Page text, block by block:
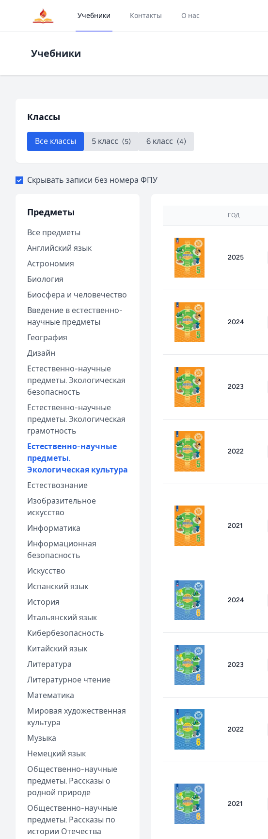
Учебники Контакты О нас
Учебники
Классы
Все классы 5 класс (5) 6 класс (4)
Скрывать записи без номера ФПУ
Предметы
Все предметы
Английский язык
Астрономия
Биология
Биосфера и человечество
Введение в естественно-
научные предметы
География
Дизайн
Естественно-научные
предметы. Экологическая
безопасность
Естественно-научные
предметы. Экологическая
грамотность
Естественно-научные
предметы.
Экологическая культура
Естествознание
Изобразительное
искусство
Информатика
Информационная
безопасность
Искусство
Испанский язык
История
Итальянский язык
Кибербезопасность
Китайский язык
Литература
Литературное чтение
Математика
Мировая художественная
культура
Музыка
Немецкий язык
Общественно-научные
предметы. Рассказы о
родной природе
Общественно-научные
предметы. Рассказы по
истории Отечества
ГОД
2025
2024
2023
2022
2021
2024
2023
2022
2021